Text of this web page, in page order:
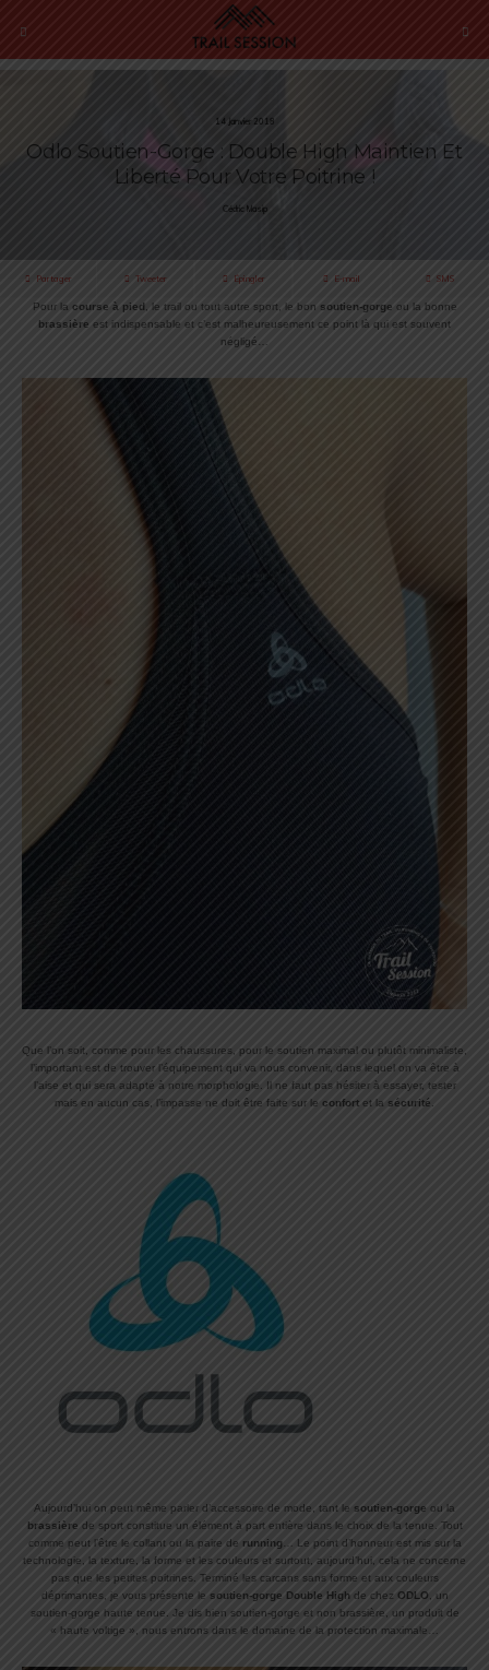
14 Janvier 2018
Odlo Soutien-Gorge : Double High Maintien Et
Liberté Pour Votre Poitrine !
Cédric Masip
Partager Tweeter Épingler E-mail SMS
Pour la course à pied, le trail ou tout autre sport, le bon soutien-gorge ou la bonne
brassière est indispensable et c’est malheureusement ce point là qui est souvent
négligé…
Que l’on soit, comme pour les chaussures, pour le soutien maximal ou plutôt minimaliste,
l’important est de trouver l’équipement qui va nous convenir, dans lequel on va être à
l’aise et qui sera adapté à notre morphologie. Il ne faut pas hésiter à essayer, tester
mais en aucun cas, l’impasse ne doit être faite sur le confort et la sécurité
Aujourd’hui on peut même parler d’accessoire de mode, tant le soutien-gorge ou la
brassière de sport constitue un élément à part entière dans le choix de la tenue. Tout
comme peut l’être le collant ou la paire de running… Le point d’honneur est mis sur la
technologie, la texture, la forme et les couleurs et surtout, aujourd’hui, cela ne concerne
pas que les petites poitrines. Terminé les carcans sans forme et aux couleurs
déprimantes, je vous présente le soutien-gorge Double Highde chez ODLO, un
soutien-gorge haute tenue. Je dis bien soutien-gorge et non brassière, un produit de
« haute voltige », nous entrons dans le domaine de la protection maximale…